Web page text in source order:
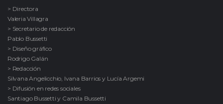
> Directora
Valeria Villagra
> Secretario de redacción
Pablo Bussetti
> Diseño gráfico
Rodrigo Galán
> Redacción
Silvana Angelicchio, Ivana Barrios y Lucía Argemi
> Difusión en redes sociales
Santiago Bussetti y Camila Bussetti